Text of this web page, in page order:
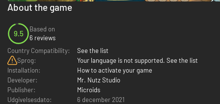
About the game
9.5
Based on
6 reviews
Country Compatibility:
See the list
Sprog:
Your language is not supported. See the list
Installation:
How to activate your game
Developer:
Mr. Nutz Studio
Publisher:
Microids
Udgivelsesdato:
6 december 2021